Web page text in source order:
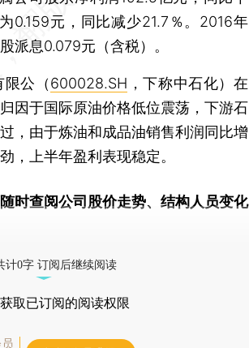
0.159元，同比减少21.7％。2016年
派息0.079元（含税）。
公（600028.SH ，下称中石化）在
因于国际原油价格低位震荡，下游石
，由于炼油和成品油销售利润同比增
，上半年盈利表现稳定。
随时查阅公司股价走势、结构人员变化
计0字 订阅后继续阅读
取已订阅的阅读权限